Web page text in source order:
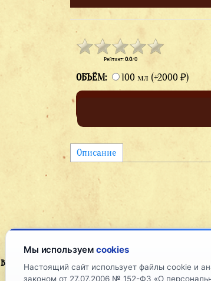
Рейтинг:0.0/0
ОБЪЁМ: 100 мл (+2000 ₽)
Описание
ВОЗВРАТЫ
НАШИ
РАЗРАБОТКИ
ДОКУМЕНТЫ
Мы используем cookies
Настоящий сайт использует файлы cookie и
законом от 27.07.2006 № 152-ФЗ «О